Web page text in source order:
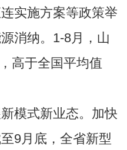
实施方案等政策举
消纳。1-8月，山
高于全国平均值
模式新业态。加快
9月底，全省新型